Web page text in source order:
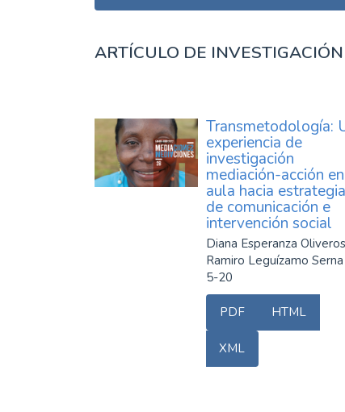
ARTÍCULO DE
Transmetodología:
experiencia de
investigación
mediación-acción en
aula hacia
de comunicación e
intervención social
Diana Esperanza
Ramiro Leguízamo Serna
5-20
PDF HTML
XML